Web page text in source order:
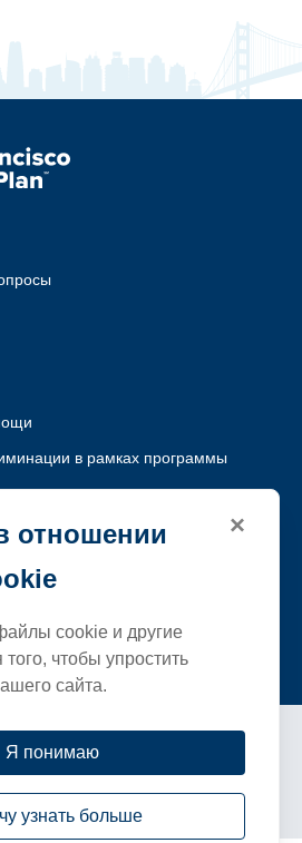
в рамках программы
LinkedInYouTube
SFHP
×
отношении
cookie и другие
чтобы упростить
сайта.
Я понимаю
узнать больше